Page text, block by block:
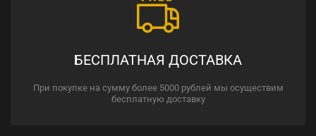
БЕСПЛАТНАЯ ДОСТАВКА
При покупке на сумму более 5000 рублей мы осуществим
бесплатную доставку